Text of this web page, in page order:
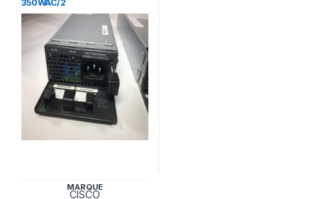
350WAC/2
MARQUE
CISCO